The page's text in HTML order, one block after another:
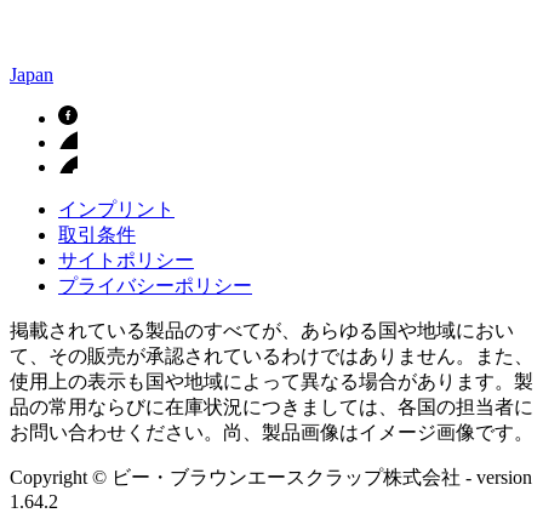
Japan
インプリント
取引条件
サイトポリシー
プライバシーポリシー
掲載されている製品のすべてが、あらゆる国や地域におい
て、その販売が承認されているわけではありません。また、
使用上の表示も国や地域によって異なる場合があります。製
品の常用ならびに在庫状況につきましては、各国の担当者に
お問い合わせください。尚、製品画像はイメージ画像です。
Copyright © ビー・ブラウンエースクラップ株式会社 - version
1.64.2